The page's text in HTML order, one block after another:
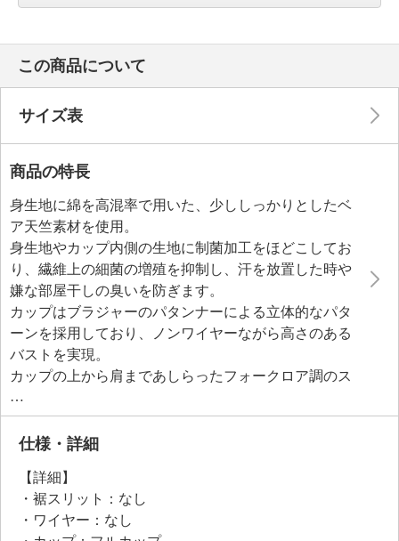
この商品について
サイズ表
商品の特長
身生地に綿を高混率で用いた、少ししっかりとしたベ
ア天竺素材を使用。
身生地やカップ内側の生地に制菌加工をほどこしてお
り、繊維上の細菌の増殖を抑制し、汗を放置した時や
嫌な部屋干しの臭いを防ぎます。
カップはブラジャーのパタンナーによる立体的なパタ
ーンを採用しており、ノンワイヤーながら高さのある
バストを実現。
カップの上から肩まであしらったフォークロア調のス
トレッチレースが、バストを吊り上げながら包み込み
込みます。
カップには保形性のあるウレタンシートを内蔵してい
地。
アンダーのゴムは前身頃の下のみに配し、食い込みに
くいよう配慮しました。
仕様・詳細
【詳細】
・裾スリット：なし
・ワイヤー：なし